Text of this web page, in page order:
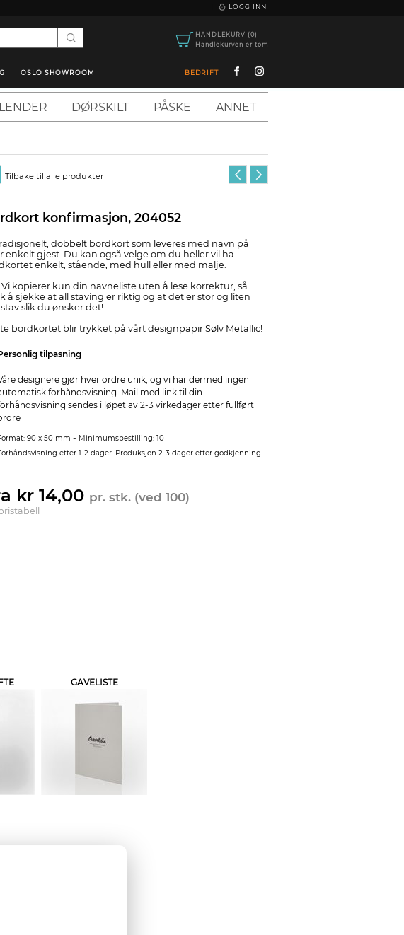
LOGG INN
HANDLEKURV (0)
Handlekurven er tom
OSLO SHOWROOM BEDRIFT
DØRSKILT PÅSKE ANNET
Tilbake til alle produkter
konfirmasjon, 204052
dobbelt bordkort som leveres med navn på
enkelt gjest. Du kan også velge om du heller vil ha
enkelt, stående, med hull eller med malje.
Vi kopierer kun din navneliste uten å lese korrektur, så
å sjekke at all staving er riktig og at det er stor og liten
slik du ønsker det!
bordkortet blir trykket på vårt designpapir Sølv Metallic!
tilpasning
designere gjør hver ordre unik, og vi har dermed ingen
forhåndsvisning. Mail med link til din
sendes i løpet av 2-3 virkedager etter fullført
90 x 50 mm - Minimumsbestilling: 10
etter 1-2 dager. Produksjon 2-3 dager etter godkjenning.
kr 14,00 pr. stk. (ved 100)
GAVELISTE